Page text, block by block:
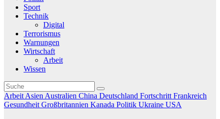
Sport
Technik
Digital
Terrorismus
Warnungen
Wirtschaft
Arbeit
Wissen
Arbeit Asien Australien China Deutschland Fortschritt Frankreich
Gesundheit Großbritannien Kanada Politik Ukraine USA